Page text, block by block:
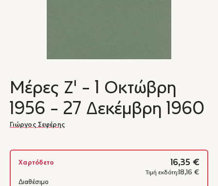
Μέρες Ζ' - 1 Οκτώβρη
1956 - 27 Δεκέμβρη 1960
Γιώργος Σεφέρης
Χαρτόδετο 16,35 €
Τιμή εκδότη: 18,16 €
Διαθέσιμο